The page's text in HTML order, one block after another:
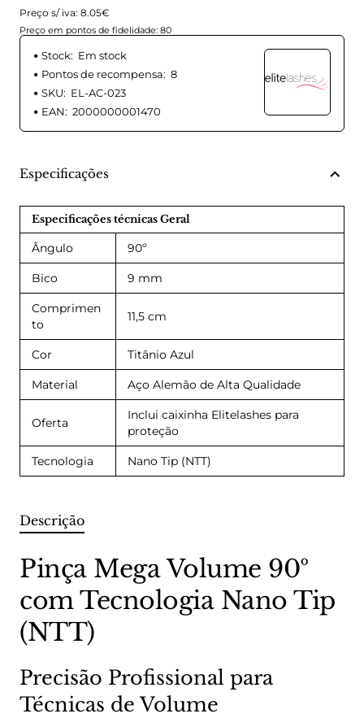
Preço s/ iva: 8.05€
Preço em pontos de fidelidade: 80
Stock: Em stock
Pontos de recompensa: 8
SKU: EL-AC-023
EAN: 2000000001470
Especificações
Especificações técnicas Geral
Ângulo 90º
Bico 9 mm
Comprimen
to
11,5 cm
Cor Titânio Azul
Material Aço Alemão de Alta Qualidade
Oferta
Inclui caixinha Elitelashes para
proteção
Tecnologia Nano Tip (NTT)
Descrição
Pinça Mega Volume 90º
com Tecnologia Nano Tip
(NTT)
Precisão Profissional para
Técnicas de Volume